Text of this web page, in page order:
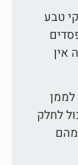
טבע
אין
לחלק
מהם